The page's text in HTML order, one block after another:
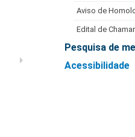
Aviso de
Edital de
Pesquisa de
Acessibilidade